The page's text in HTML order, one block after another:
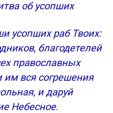
об усопших
усопших раб Твоих:
благодетелей
православных
им вся согрешения
и даруй
Небесное.